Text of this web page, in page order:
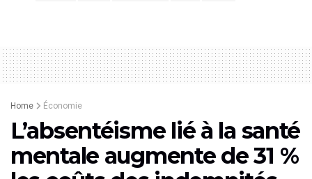
Home Économie
L’absentéisme lié à la santé
mentale augmente de 31 %